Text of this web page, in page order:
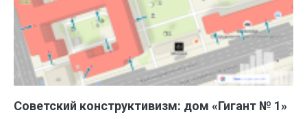
Советский конструктивизм: дом «Гигант № 1»